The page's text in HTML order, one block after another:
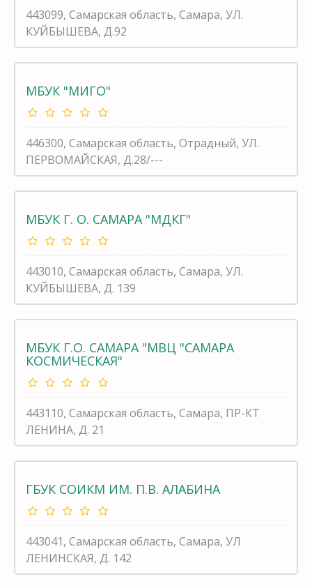
443099, Самарская область, Самара, УЛ.
КУЙБЫШЕВА, Д.92
МБУК "МИГО"
446300, Самарская область, Отрадный, УЛ.
ПЕРВОМАЙСКАЯ, Д.28/---
МБУК Г. О. САМАРА "МДКГ"
443010, Самарская область, Самара, УЛ.
КУЙБЫШЕВА, Д. 139
МБУК Г.О. САМАРА "МВЦ "САМАРА
КОСМИЧЕСКАЯ"
443110, Самарская область, Самара, ПР-КТ
ЛЕНИНА, Д. 21
ГБУК СОИКМ ИМ. П.В. АЛАБИНА
443041, Самарская область, Самара, УЛ
ЛЕНИНСКАЯ, Д. 142